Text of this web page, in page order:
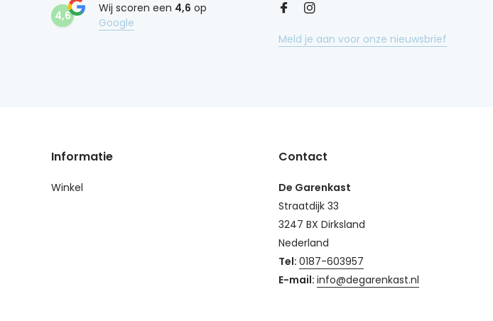
4,6
Wij scoren een 4,6 op
Google
Meld je aan voor onze nieuwsbrief
Informatie
Winkel
Contact
De Garenkast
Straatdijk 33
3247 BX Dirksland
Nederland
Tel: 0187-603957
E-mail: info@degarenkast.nl